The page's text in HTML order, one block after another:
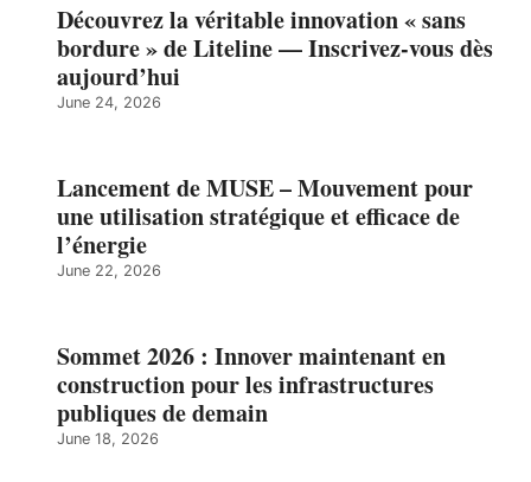
Découvrez la véritable innovation « sans
bordure » de Liteline — Inscrivez-vous dès
aujourd’hui
June 24, 2026
Lancement de MUSE – Mouvement pour
une utilisation stratégique et efficace de
l’énergie
June 22, 2026
Sommet 2026 : Innover maintenant en
construction pour les infrastructures
publiques de demain
June 18, 2026